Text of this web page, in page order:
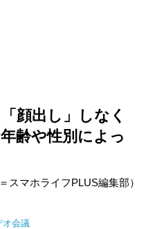
顔出し」しなく
齢や性別によっ
＝スマホライフPLUS編集部）
オ会議